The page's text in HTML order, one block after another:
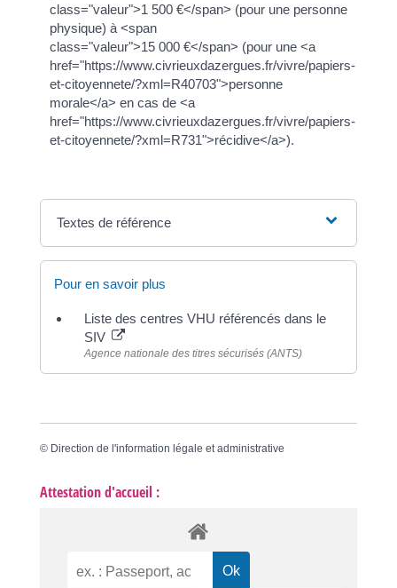
class="valeur">1 500 €</span> (pour une personne
physique) à <span
class="valeur">15 000 €</span> (pour une <a
href="https://www.civrieuxdazergues.fr/vivre/papiers-
et-citoyennete/?xml=R40703">personne
morale</a> en cas de <a
href="https://www.civrieuxdazergues.fr/vivre/papiers-
et-citoyennete/?xml=R731">récidive</a>).
Textes de référence
Pour en savoir plus
Liste des centres VHU référencés dans le
SIV
Agence nationale des titres sécurisés (ANTS)
© Direction de l'information légale et administrative
Attestation d'accueil :